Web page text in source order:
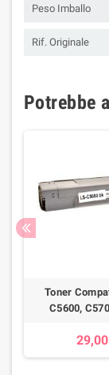
Peso Imballo
Rif. Originale
Potrebbe
Toner
C5600,